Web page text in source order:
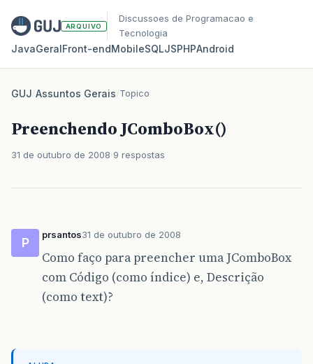
ARQUIVO
Discussoes de Programacao e
Tecnologia
JavaGeralFront‑endMobileSQLJSPHPAndroid
GUJ/Assuntos Gerais/Topico
Preenchendo JComboBox()
31 de outubro de 2008 9 respostas
P
prsantos31 de outubro de 2008
Como faço para preencher uma JComboBox
com Código (como índice) e, Descrição
(como text)?